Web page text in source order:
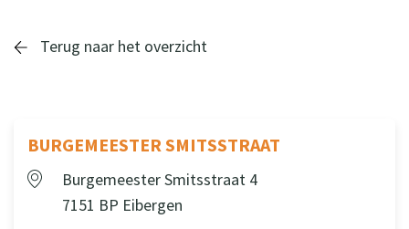
BURGEMEESTER SMITSSTRAAT
Burgemeester Smitsstraat 4
7151 BP Eibergen
Terug naar het overzicht